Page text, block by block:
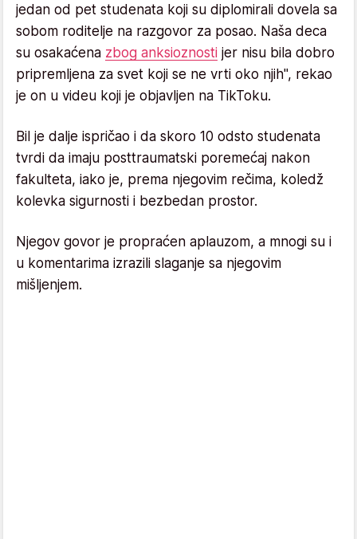
jedan od pet studenata koji su diplomirali dovela sa
sobom roditelje na razgovor za posao. Naša deca
su osakaćena zbog anksioznosti jer nisu bila dobro
pripremljena za svet koji se ne vrti oko njih", rekao
je on u videu koji je objavljen na TikToku.
Bil je dalje ispričao i da skoro 10 odsto studenata
tvrdi da imaju posttraumatski poremećaj nakon
fakulteta, iako je, prema njegovim rečima, koledž
kolevka sigurnosti i bezbedan prostor.
Njegov govor je propraćen aplauzom, a mnogi su i
u komentarima izrazili slaganje sa njegovim
mišljenjem.